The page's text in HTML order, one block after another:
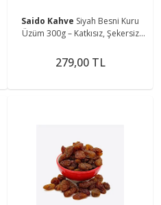
Saido Kahve Siyah Besni Kuru
Üzüm 300g – Katkısız, Şekersiz
279,00 TL